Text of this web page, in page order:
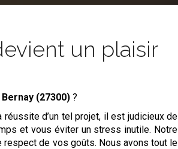
un plaisir
Bernay (27300) ?
d’un tel projet, il est judicieux de
et vous éviter un stress inutile. Notre
respect de vos goûts. Nous avons tout le